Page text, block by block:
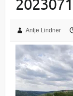
Antje Lindner